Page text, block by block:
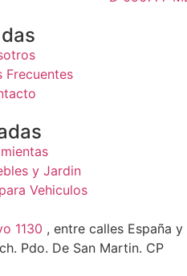
Frecuentes
y Jardin
Vehiculos
1130 , entre calles España y
Pdo. De San Martin. CP